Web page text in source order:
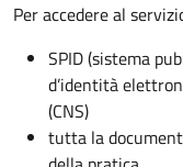
Per accedere al
SPID (sistema
d’identità
(CNS)
tutta la